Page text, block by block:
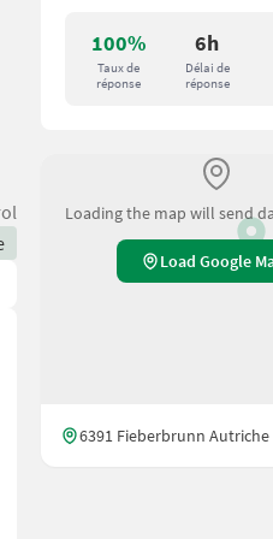
100%
Taux de
réponse
6h
Délai de
réponse
Loading the map will send
Load Google
6391 Fieberbrunn Autriche